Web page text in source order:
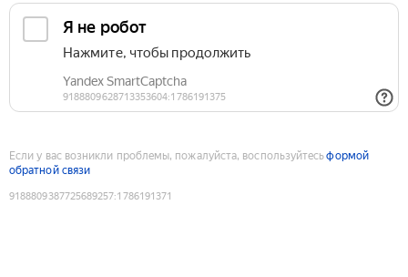
Если у вас возникли проблемы, пожалуйста, воспользуйтесьформой
обратной связи
9188809387725689257:1786191371